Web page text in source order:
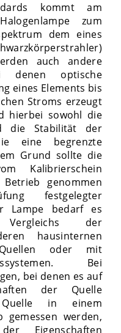
kommt am
zum
dem eines
auch andere
denen optische
eines Elements bis
Stroms erzeugt
hierbei sowohl die
die Stabilität der
eine begrenzte
Grund sollte die
Kalibrierschein
genommen
festgelegter
Lampe bedarf es
der
hausinternen
oder mit
Bei
bei denen es auf
der Quelle
in einem
gemessen werden,
Eigenschaften